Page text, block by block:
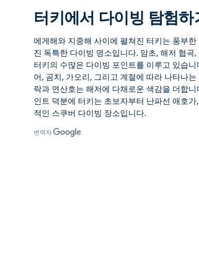
터키에서 다이빙 탐험하
에게해와 지중해 사이에 펼쳐진 터키는 풍부한
진 독특한 다이빙 명소입니다. 암초, 해저 협곡
터키의 수많은 다이빙 포인트를 이루고 있습
어, 곰치, 가오리, 그리고 계절에 따라 나타나
락과 연산호는 해저에 다채로운 색감을 더합
인트 덕분에 터키는 초보자부터 난파선 애호
적인 스쿠버 다이빙 장소입니다.
번역자